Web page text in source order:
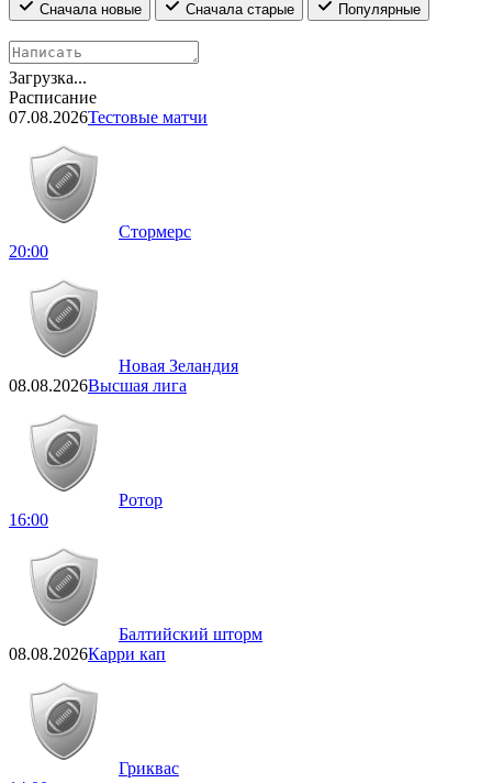
Сначала новые
Сначала старые Популярные
Загрузка...
Расписание
07.08.2026Тестовые матчи
Стормерс
20:00
Новая Зеландия
08.08.2026Высшая лига
Ротор
16:00
Балтийский шторм
08.08.2026Карри кап
Гриквас